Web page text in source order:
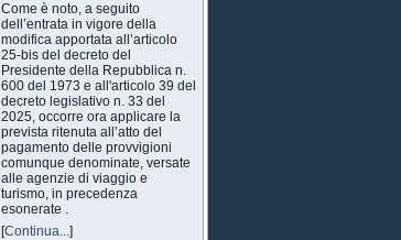
Come è noto, a seguito
dell’entrata in vigore della
modifica apportata all’articolo
25-bis del decreto del
Presidente della Repubblica n.
600 del 1973 e all'articolo 39 del
decreto legislativo n. 33 del
2025, occorre ora applicare la
prevista ritenuta all’atto del
pagamento delle provvigioni
comunque denominate, versate
alle agenzie di viaggio e
turismo, in precedenza
esonerate .
[Continua...]